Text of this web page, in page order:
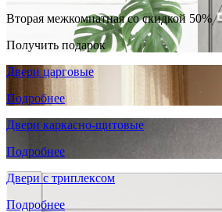
Вторая межкомнатная со скидкой 50%
Получить подарок
Двери царговые
Подробнее
Двери каркасно-щитовые
Подробнее
Двери с триплексом
Подробнее